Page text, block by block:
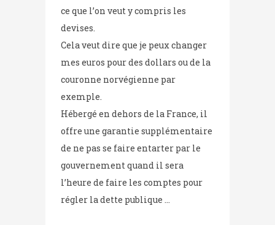
ce que l’on veut y compris les
devises.
Cela veut dire que je peux changer
mes euros pour des dollars ou de la
couronne norvégienne par
exemple.
Hébergé en dehors de la France, il
offre une garantie supplémentaire
de ne pas se faire entarter par le
gouvernement quand il sera
l’heure de faire les comptes pour
régler la dette publique …